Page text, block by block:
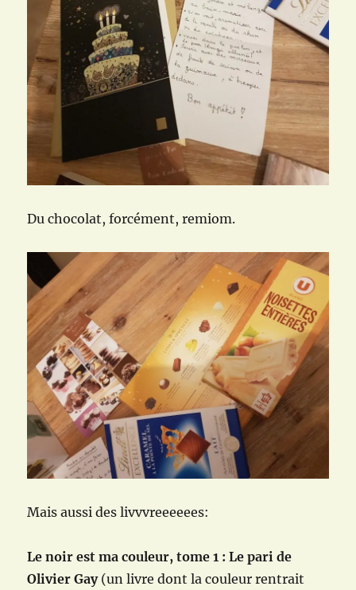
Du chocolat, forcément, remiom.
Mais aussi des livvvreeeeees:
Le noir est ma couleur, tome 1 : Le pari de
Olivier Gay(un livre dont la couleur rentrait